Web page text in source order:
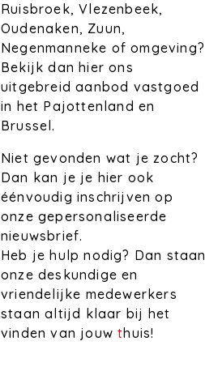
Ruisbroek, Vlezenbeek,
Oudenaken, Zuun,
Negenmanneke of omgeving?
Bekijk dan hier ons
uitgebreid aanbod vastgoed
in het Pajottenland en
Brussel.
Niet gevonden wat je zocht?
Dan kan je je hier ook
éénvoudig inschrijven op
onze gepersonaliseerde
nieuwsbrief.
Heb je hulp nodig? Dan staan
onze deskundige en
vriendelijke medewerkers
staan altijd klaar bij het
vinden van jouwthuis!